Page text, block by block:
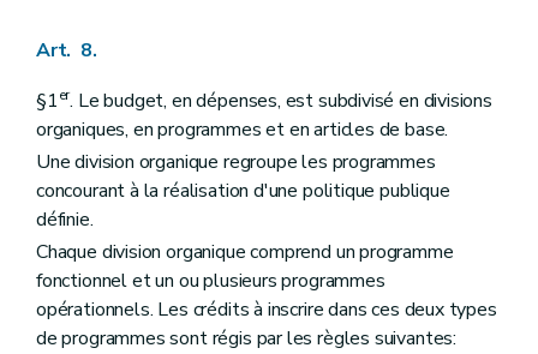
Art. 8.
§1er. Le budget, en dépenses, est subdivisé en divisions
organiques, en programmes et en articles de base.
Une division organique regroupe les programmes
concourant à la réalisation d'une politique publique
définie.
Chaque division organique comprend un programme
fonctionnel et un ou plusieurs programmes
opérationnels. Les crédits à inscrire dans ces deux types
de programmes sont régis par les règles suivantes: